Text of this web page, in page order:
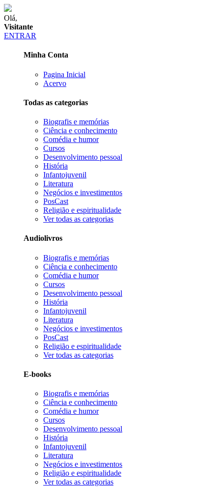
Olá,
Visitante
ENTRAR
Minha Conta
Pagina Inicial
Acervo
Todas as categorias
Biografis e memórias
Ciência e conhecimento
Comédia e humor
Cursos
Desenvolvimento pessoal
História
Infantojuvenil
Literatura
Negócios e investimentos
PosCast
Religião e espiritualidade
Ver todas as categorias
Audiolivros
Biografis e memórias
Ciência e conhecimento
Comédia e humor
Cursos
Desenvolvimento pessoal
História
Infantojuvenil
Literatura
Negócios e investimentos
PosCast
Religião e espiritualidade
Ver todas as categorias
E-books
Biografis e memórias
Ciência e conhecimento
Comédia e humor
Cursos
Desenvolvimento pessoal
História
Infantojuvenil
Literatura
Negócios e investimentos
Religião e espiritualidade
Ver todas as categorias